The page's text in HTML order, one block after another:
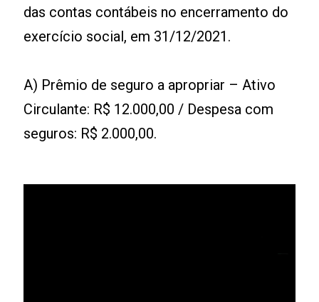
das contas contábeis no encerramento do
exercício social, em 31/12/2021.
A) Prêmio de seguro a apropriar – Ativo
Circulante: R$ 12.000,00 / Despesa com
seguros: R$ 2.000,00.